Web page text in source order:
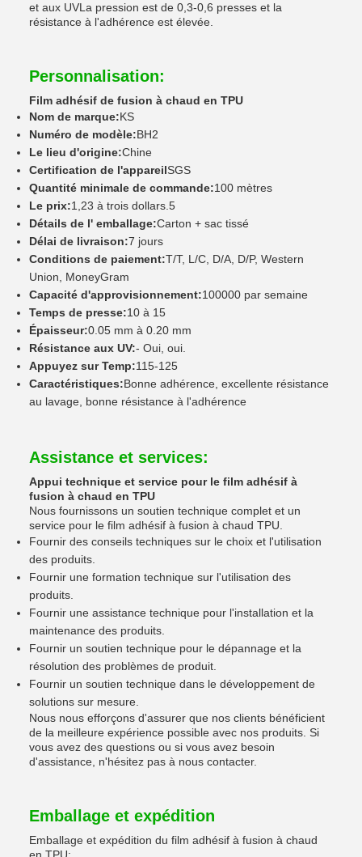
et aux UVLa pression est de 0,3-0,6 presses et la
résistance à l'adhérence est élevée.
Personnalisation:
Film adhésif de fusion à chaud en TPU
Nom de marque:KS
Numéro de modèle:BH2
Le lieu d'origine:Chine
Certification de l'appareilSGS
Quantité minimale de commande:100 mètres
Le prix:1,23 à trois dollars.5
Détails de l' emballage:Carton + sac tissé
Délai de livraison:7 jours
Conditions de paiement:T/T, L/C, D/A, D/P, Western
Union, MoneyGram
Capacité d'approvisionnement:100000 par semaine
Temps de presse:10 à 15
Épaisseur:0.05 mm à 0.20 mm
Résistance aux UV:- Oui, oui.
Appuyez sur Temp:115-125
Caractéristiques:Bonne adhérence, excellente résistance
au lavage, bonne résistance à l'adhérence
Assistance et services:
Appui technique et service pour le film adhésif à
fusion à chaud en TPU
Nous fournissons un soutien technique complet et un
service pour le film adhésif à fusion à chaud TPU.
Fournir des conseils techniques sur le choix et l'utilisation
des produits.
Fournir une formation technique sur l'utilisation des
produits.
Fournir une assistance technique pour l'installation et la
maintenance des produits.
Fournir un soutien technique pour le dépannage et la
résolution des problèmes de produit.
Fournir un soutien technique dans le développement de
solutions sur mesure.
Nous nous efforçons d'assurer que nos clients bénéficient
de la meilleure expérience possible avec nos produits. Si
vous avez des questions ou si vous avez besoin
d'assistance, n'hésitez pas à nous contacter.
Emballage et expédition
Emballage et expédition du film adhésif à fusion à chaud